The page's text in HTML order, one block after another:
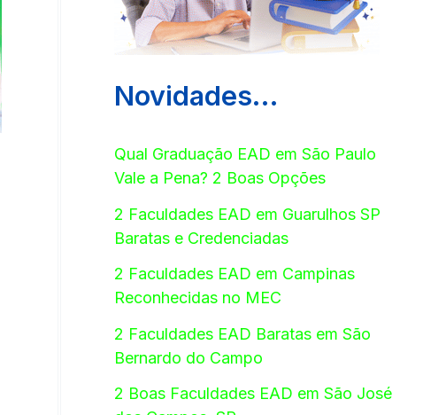
Novidades…
Qual Graduação EAD em São Paulo
Vale a Pena? 2 Boas Opções
2 Faculdades EAD em Guarulhos SP
Baratas e Credenciadas
2 Faculdades EAD em Campinas
Reconhecidas no MEC
2 Faculdades EAD Baratas em São
Bernardo do Campo
2 Boas Faculdades EAD em São José